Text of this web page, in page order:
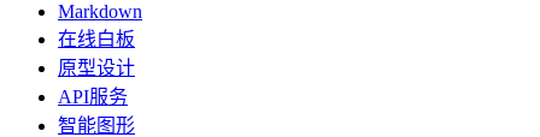
Markdown
在线白板
原型设计
API服务
智能图形